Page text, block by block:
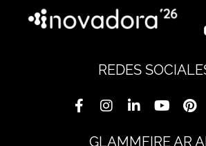
REDES
GLAMMFIRE AR